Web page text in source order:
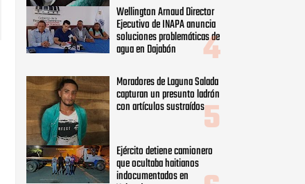
Wellington Arnaud Director
Ejecutivo de INAPA anuncia
soluciones problemáticas de
agua en Dajabón
Moradores de Laguna Salada
capturan un presunto ladrón
con artículos sustraídos
Ejército detiene camionero
que ocultaba haitianos
indocumentados en